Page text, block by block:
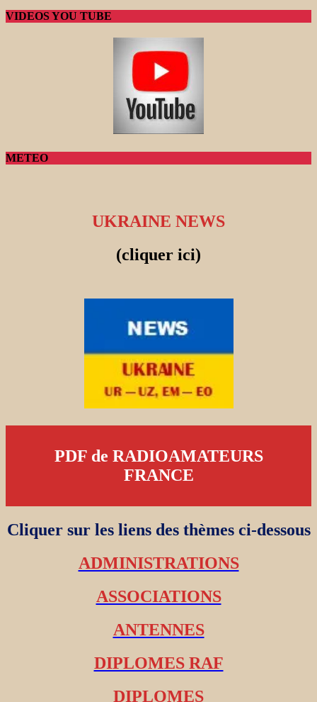
VIDEOS YOU TUBE
METEO
UKRAINE NEWS
(cliquer ici)
PDF de RADIOAMATEURS
FRANCE
Cliquer sur les liens des thèmes ci-dessous
ADMINISTRATIONS
ASSOCIATIONS
ANTENNES
DIPLOMES RAF
DIPLOMES